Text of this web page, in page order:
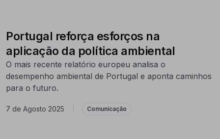
Portugal reforça esforços na
aplicação da política ambiental
O mais recente relatório europeu analisa o
desempenho ambiental de Portugal e aponta caminhos
para o futuro.
7 de Agosto 2025 Comunicação